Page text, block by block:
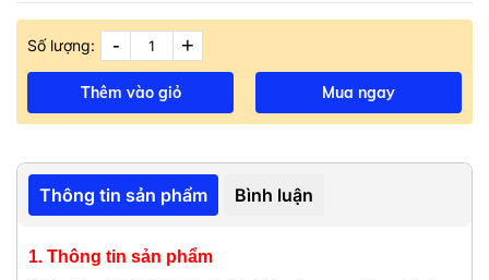
Số lượng: - +
Thêm vào giỏ Mua ngay
Thông tin sản phẩm Bình luận
1. Thông tin sản phẩm